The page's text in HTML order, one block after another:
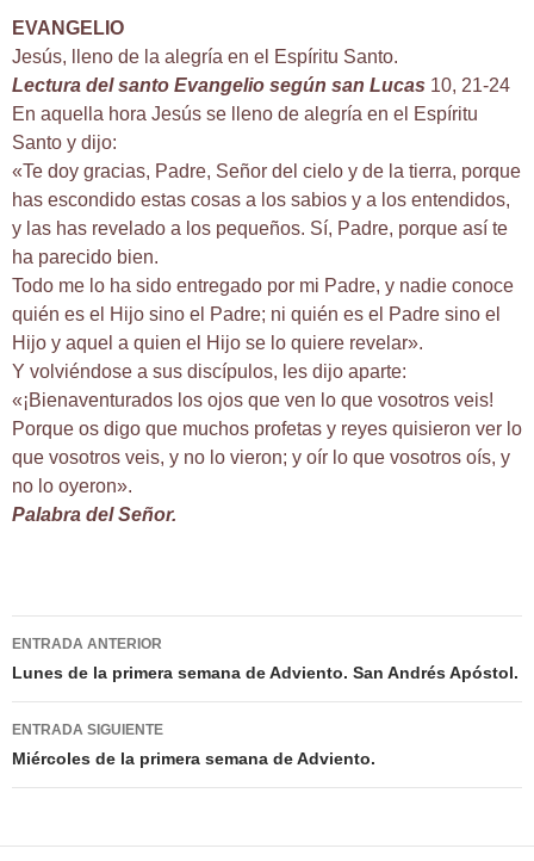
EVANGELIO
Jesús, lleno de la alegría en el Espíritu Santo.
Lectura del santo Evangelio según san Lucas 10, 21-24
En aquella hora Jesús se lleno de alegría en el Espíritu
Santo y dijo:
«Te doy gracias, Padre, Señor del cielo y de la tierra, porque
has escondido estas cosas a los sabios y a los entendidos,
y las has revelado a los pequeños. Sí, Padre, porque así te
ha parecido bien.
Todo me lo ha sido entregado por mi Padre, y nadie conoce
quién es el Hijo sino el Padre; ni quién es el Padre sino el
Hijo y aquel a quien el Hijo se lo quiere revelar».
Y volviéndose a sus discípulos, les dijo aparte:
«¡Bienaventurados los ojos que ven lo que vosotros veis!
Porque os digo que muchos profetas y reyes quisieron ver lo
que vosotros veis, y no lo vieron; y oír lo que vosotros oís, y
no lo oyeron».
Palabra del Señor.
Navegación
de
entradas
ENTRADA ANTERIOR
Lunes de la primera semana de Adviento. San Andrés Apóstol.
ENTRADA SIGUIENTE
Miércoles de la primera semana de Adviento.